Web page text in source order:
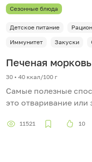
Сезонные блюда
Детское питание
Иммунитет
Закуски
Печеная морковь
30 • 40 ккал/100 г
Самые полезные
это отваривание или
11521 10